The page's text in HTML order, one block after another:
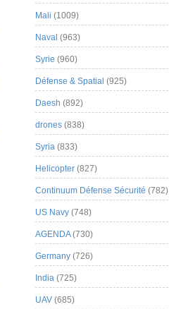
Mali (1009)
Naval (963)
Syrie (960)
Défense & Spatial (925)
Daesh (892)
drones (838)
Syria (833)
Helicopter (827)
Continuum Défense Sécurité (782)
US Navy (748)
AGENDA(730)
Germany (726)
India (725)
UAV (685)